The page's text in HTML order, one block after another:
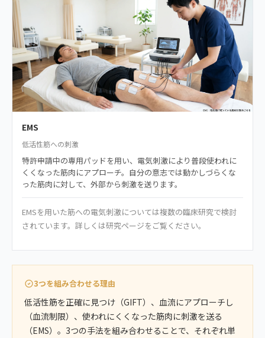
EMS
低活性筋への刺激
特許申請中の専用パッドを用い、電気刺激により普段使われに
くくなった筋肉にアプローチ。自分の意志では動かしづらくな
った筋肉に対して、外部から刺激を送ります。
EMSを用いた筋への電気刺激については複数の臨床研究で検討
されています。詳しくは研究ページをご覧ください。
3つを組み合わせる理由
低活性筋を正確に見つけ（GIFT）、血流にアプローチし
（血流制限）、使われにくくなった筋肉に刺激を送る
（EMS）。3つの手法を組み合わせることで、それぞれ単